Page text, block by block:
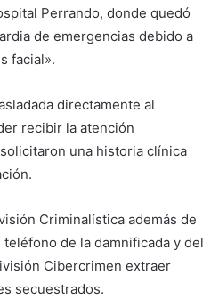
Perrando, donde quedó
de emergencias debido a
facial».
directamente al
recibir la atención
una historia clínica
Criminalística además de
de la damnificada y del
Cibercrimen extraer
secuestrados.